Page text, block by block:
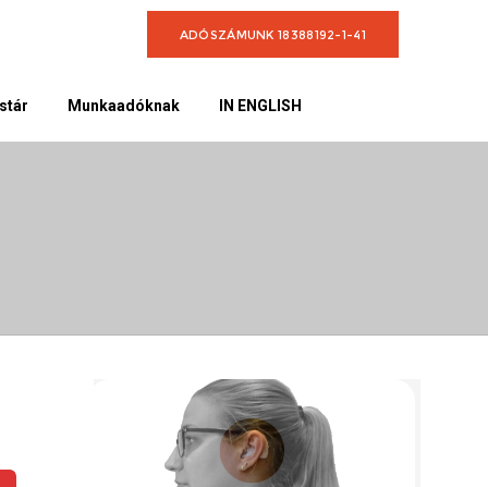
ADÓSZÁMUNK 18388192-1-41
Munkaadóknak IN ENGLISH